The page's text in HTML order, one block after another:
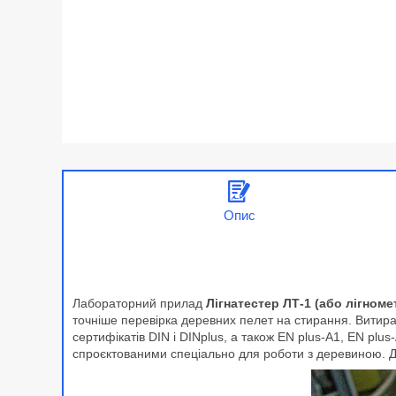
Опис
Лабораторний прилад Лігнатестер ЛТ-1 (або
точніше перевірка деревних пелет на стирання.
сертифікатів DIN і DINplus, а також EN plus-A1, EN
спроєктованими спеціально для роботи з деревиною.